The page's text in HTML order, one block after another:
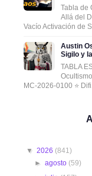
Tabla de
Allá del
Vacío Activación de
Austin
Sigilo y
TABLA
MC-2026-0100 ⭐
▼ 2026 (841)
► agosto (59)